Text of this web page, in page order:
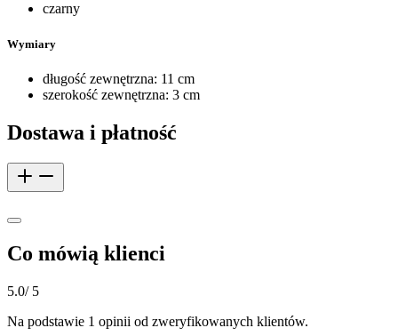
czarny
Wymiary
długość zewnętrzna: 11 cm
szerokość zewnętrzna: 3 cm
Dostawa i płatność
Co mówią klienci
5.0/ 5
Na podstawie 1 opinii od zweryfikowanych klientów.